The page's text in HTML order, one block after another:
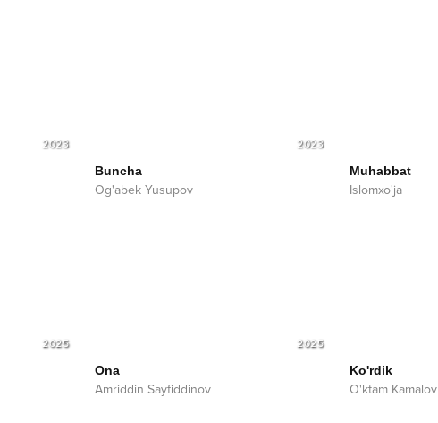
2023 2023
Buncha
Og'abek Yusupov
Muhabbat
Islomxo'ja
2025 2025
Ona
Amriddin Sayfiddinov
Ko'rdik
O'ktam Kamalov